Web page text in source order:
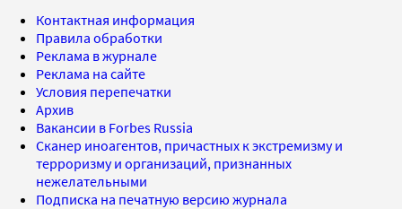
Контактная информация
Правила обработки
Реклама в журнале
Реклама на сайте
Условия перепечатки
Архив
Вакансии в Forbes Russia
Сканер иноагентов, причастных к экстремизму и
терроризму и организаций, признанных
нежелательными
Подписка на печатную версию журнала